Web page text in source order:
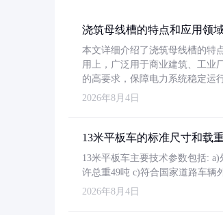
浇筑母线槽的特点和应用领
本文详细介绍了浇筑母线槽的特
用上，广泛用于商业建筑、工业
的高要求，保障电力系统稳定运行
2026年8月4日
13米平板车的标准尺寸和载
13米平板车主要技术参数包括:
许总重49吨 c)符合国家道路车辆
2026年8月4日